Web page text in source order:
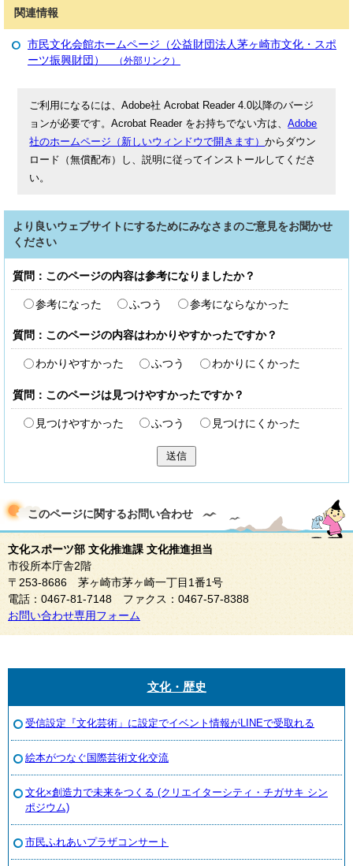
関連情報
市民文化会館ホームページ（公益財団法人茅ヶ崎市文化・スポ
ーツ振興財団）
（外部リンク）
ご利用になるには、Adobe社 Acrobat Reader 4.0以降のバージ
ョンが必要です。Acrobat Reader をお持ちでない方は、Adobe
社のホームページ（新しいウィンドウで開きます）からダウン
ロード（無償配布）し、説明に従ってインストールしてくださ
い。
より良いウェブサイトにするためにみなさまのご意見をお聞かせ
ください
質問：このページの内容は参考になりましたか？
参考になった ふつう 参考にならなかった
質問：このページの内容はわかりやすかったですか？
わかりやすかった ふつう わかりにくかった
質問：このページは見つけやすかったですか？
見つけやすかった ふつう 見つけにくかった
送信
このページに関するお問い合わせ
文化スポーツ部 文化推進課 文化推進担当
市役所本庁舎2階
〒253-8686 茅ヶ崎市茅ヶ崎一丁目1番1号
電話：0467-81-7148 ファクス：0467-57-8388
お問い合わせ専用フォーム
文化・歴史
受信設定『文化芸術」に設定でイベント情報がLINEで受取れる
絵本がつなぐ国際芸術文化交流
文化×創造力で未来をつくる (クリエイターシティ・チガサキ シン
ポジウム)
市民ふれあいプラザコンサート